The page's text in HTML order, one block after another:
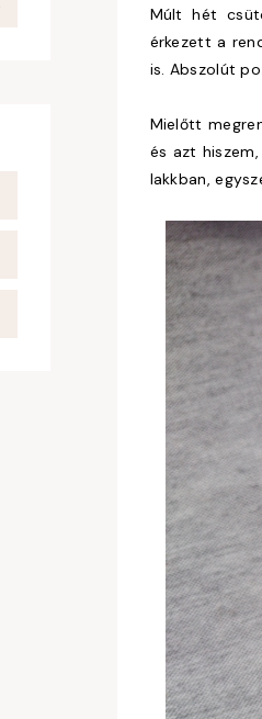
Múlt hét
érkezett a
is. Abszolút
Mielőtt
és azt
lakkban,